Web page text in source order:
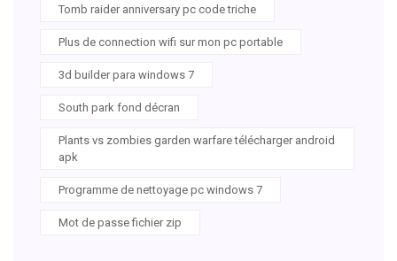
Tomb raider anniversary pc code triche
Plus de connection wifi sur mon pc portable
3d builder para windows 7
South park fond décran
Plants vs zombies garden warfare télécharger android
apk
Programme de nettoyage pc windows 7
Mot de passe fichier zip